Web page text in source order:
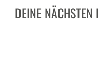
DEINE